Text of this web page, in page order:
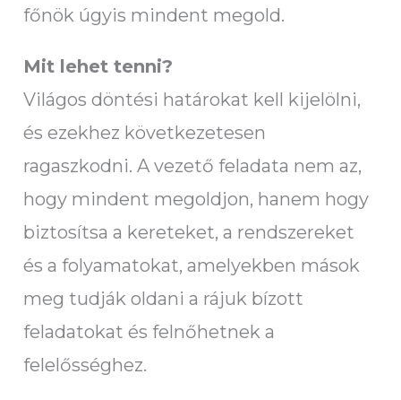
főnök úgyis mindent megold.
Mit lehet tenni?
Világos döntési határokat kell kijelölni,
és ezekhez következetesen
ragaszkodni. A vezető feladata nem az,
hogy mindent megoldjon, hanem hogy
biztosítsa a kereteket, a rendszereket
és a folyamatokat, amelyekben mások
meg tudják oldani a rájuk bízott
feladatokat és felnőhetnek a
felelősséghez.